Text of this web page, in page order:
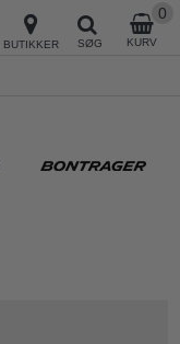
BUTIKKER SØG KURV
0